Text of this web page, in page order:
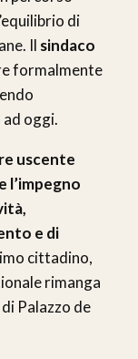
di
Il sindaco
formalmente
oggi.
uscente
l’impegno
e di
cittadino,
rimanga
Palazzo de